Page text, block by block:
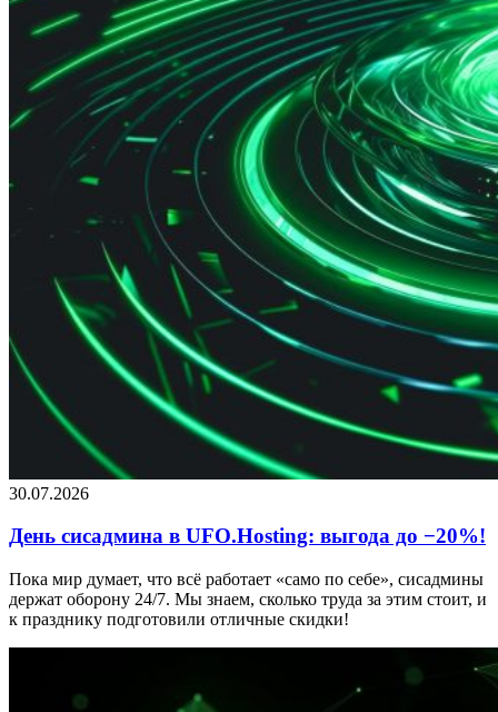
30.07.2026
День сисадмина в UFO.Hosting: выгода до −20%!
Пока мир думает, что всё работает «само по себе», сисадмины
держат оборону 24/7. Мы знаем, сколько труда за этим стоит, и
к празднику подготовили отличные скидки!